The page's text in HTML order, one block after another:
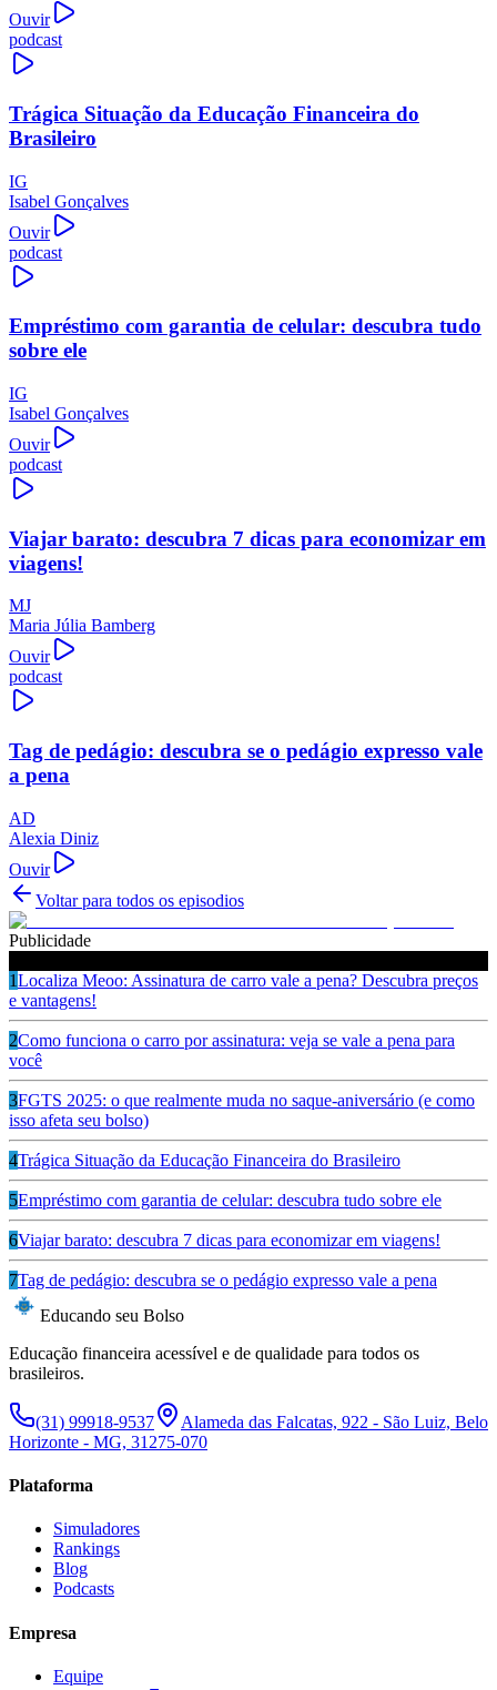
Ouvir
podcast
Trágica Situação da Educação Financeira do
Brasileiro
IG
Isabel Gonçalves
Ouvir
podcast
Empréstimo com garantia de celular: descubra tudo
sobre ele
IG
Isabel Gonçalves
Ouvir
podcast
Viajar barato: descubra 7 dicas para economizar em
viagens!
MJ
Maria Júlia Bamberg
Ouvir
podcast
Tag de pedágio: descubra se o pedágio expresso vale
a pena
AD
Alexia Diniz
Ouvir
Voltar para todos os episodios
Publicidade
1Localiza Meoo: Assinatura de carro vale a pena? Descubra preços
e vantagens!
2Como funciona o carro por assinatura: veja se vale a pena para
você
3FGTS 2025: o que realmente muda no saque-aniversário (e como
isso afeta seu bolso)
4Trágica Situação da Educação Financeira do Brasileiro
5Empréstimo com garantia de celular: descubra tudo sobre ele
6Viajar barato: descubra 7 dicas para economizar em viagens!
7Tag de pedágio: descubra se o pedágio expresso vale a pena
Educando seu Bolso
Educação financeira acessível e de qualidade para todos os
brasileiros.
(31) 99918-9537
Alameda das Falcatas, 922 - São Luiz, Belo
Horizonte - MG, 31275-070
Plataforma
Simuladores
Rankings
Blog
Podcasts
Empresa
Equipe